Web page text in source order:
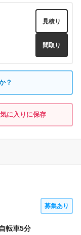
見積り
間取り
間取り
？
に入りに保存
募集あり
転車5分